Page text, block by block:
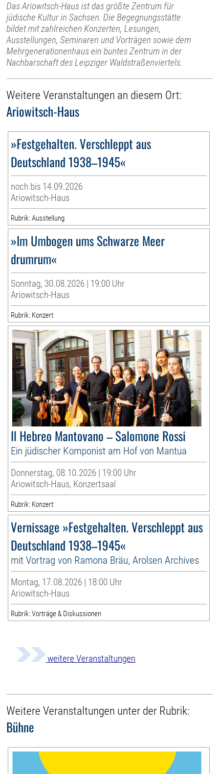
Das Ariowitsch-Haus ist das größte Zentrum für
jüdische Kultur in Sachsen. Die Begegnungsstätte
bildet mit zahlreichen Konzerten, Lesungen,
Ausstellungen, Seminaren und Vorträgen sowie dem
Mehrgenerationenhaus ein buntes Zentrum in der
Nachbarschaft des Leipziger Waldstraßenviertels.
Weitere Veranstaltungen an diesem Ort:
Ariowitsch-Haus
»Festgehalten. Verschleppt aus
Deutschland 1938–1945«
noch bis 14.09.2026
Ariowitsch-Haus
Rubrik: Ausstellung
»Im Umbogen ums Schwarze Meer
drumrum«
Sonntag, 30.08.2026 | 19:00 Uhr
Ariowitsch-Haus
Rubrik: Konzert
Il Hebreo Mantovano – Salomone Rossi
Ein jüdischer Komponist am Hof von Mantua
Donnerstag, 08.10.2026 | 19:00 Uhr
Ariowitsch-Haus, Konzertsaal
Rubrik: Konzert
Vernissage »Festgehalten. Verschleppt aus
Deutschland 1938–1945«
mit Vortrag von Ramona Bräu, Arolsen Archives
Montag, 17.08.2026 | 18:00 Uhr
Ariowitsch-Haus
Rubrik: Vorträge & Diskussionen
weitere Veranstaltungen
Weitere Veranstaltungen unter der Rubrik:
Bühne